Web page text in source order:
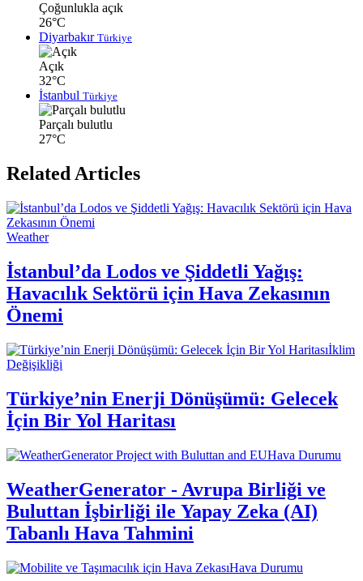
Çoğunlukla açık
26°C
Diyarbakır Türkiye
Açık
32°C
İstanbul Türkiye
Parçalı bulutlu
27°C
Related Articles
Weather
İstanbul’da Lodos ve Şiddetli Yağış:
Havacılık Sektörü için Hava Zekasının
Önemi
İklim
Değişikliği
Türkiye’nin Enerji Dönüşümü: Gelecek
İçin Bir Yol Haritası
Hava Durumu
WeatherGenerator - Avrupa Birliği ve
Buluttan İşbirliği ile Yapay Zeka (AI)
Tabanlı Hava Tahmini
Hava Durumu